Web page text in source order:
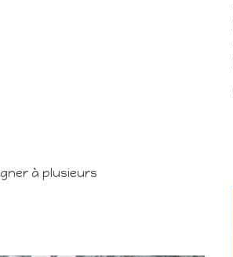
à plusieurs